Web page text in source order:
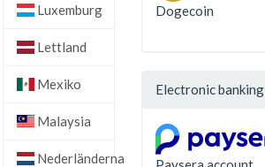
Luxemburg
Lettland
Mexiko
Malaysia
Nederländerna
Dogecoin
Electronic banking